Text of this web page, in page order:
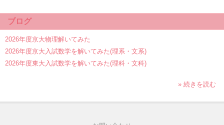
ブログ
2026年度京大物理解いてみた
2026年度京大入試数学を解いてみた(理系・文系)
2026年度東大入試数学を解いてみた(理科・文科)
» 続きを読む